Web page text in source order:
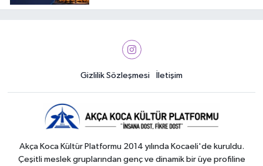
Gizlilik Sözleşmesi İletişim
Akça Koca Kültür Platformu 2014 yılında Kocaeli'de kuruldu.
Çeşitli meslek gruplarından genç ve dinamik bir üye profiline